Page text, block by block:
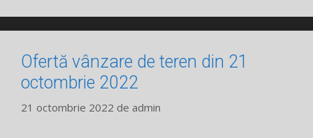
Ofertă vânzare de teren din 21
octombrie 2022
21 octombrie 2022 de admin